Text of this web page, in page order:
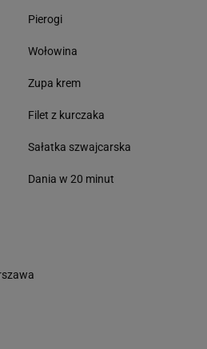
Pierogi
Wołowina
Zupa krem
Filet z kurczaka
Sałatka szwajcarska
Dania w 20 minut